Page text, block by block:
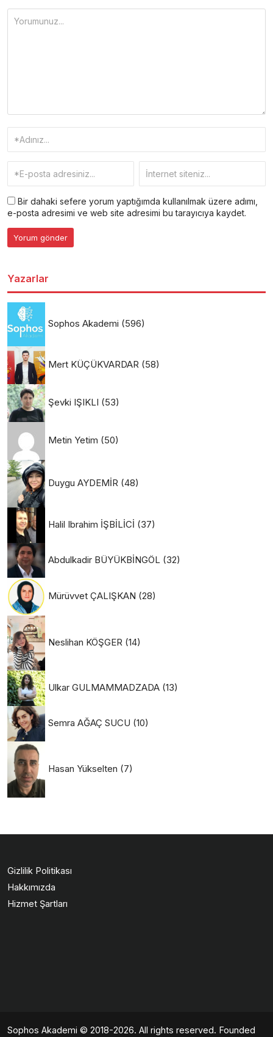
Bir dahaki sefere yorum yaptığımda kullanılmak üzere adımı,
e-posta adresimi ve web site adresimi bu tarayıcıya kaydet.
Yazarlar
Sophos Akademi (596)
Mert KÜÇÜKVARDAR (58)
Şevki IŞIKLI (53)
Metin Yetim (50)
Duygu AYDEMİR (48)
Halil Ibrahim İŞBİLİCİ (37)
Abdulkadir BÜYÜKBİNGÖL (32)
Mürüvvet ÇALIŞKAN (28)
Neslihan KÖŞGER (14)
Ulkar GULMAMMADZADA (13)
Semra AĞAÇ SUCU (10)
Hasan Yükselten (7)
Gizlilik Politikası
Hakkımızda
Hizmet Şartları
Sophos Akademi © 2018-2026. All rights reserved. Founded